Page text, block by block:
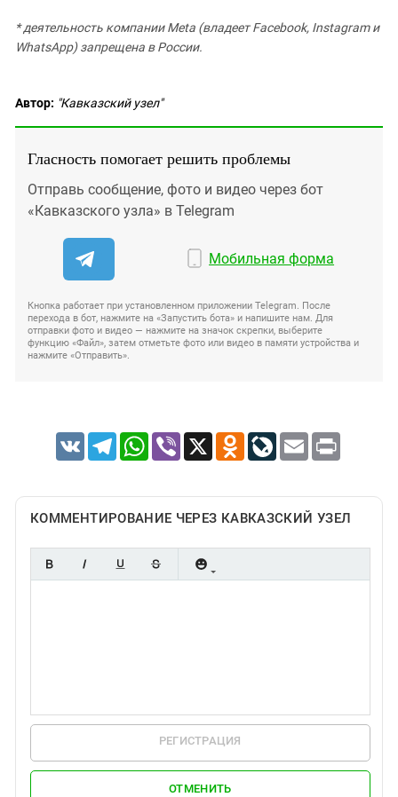
* деятельность компании Meta (владеет Facebook, Instagram и
WhatsApp) запрещена в России.
Автор: "Кавказский узел"
Гласность помогает решить проблемы
Отправь сообщение, фото и видео через бот
«Кавказского узла» в Telegram
Мобильная форма
Кнопка работает при установленном приложении Telegram. После
перехода в бот, нажмите на «Запустить бота» и напишите нам. Для
отправки фото и видео — нажмите на значок скрепки, выберите
функцию «Файл», затем отметьте фото или видео в памяти устройства и
нажмите «Отправить».
VK TelegramWhatsApp
Viber X Odnoklassniki
LiveJournal
Email Print
КОММЕНТИРОВАНИЕ ЧЕРЕЗ КАВКАЗСКИЙ УЗЕЛ
РЕГИСТРАЦИЯ
ОТМЕНИТЬ